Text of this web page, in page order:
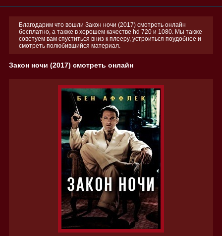
Благодарим что вошли Закон ночи (2017) смотреть онлайн
бесплатно, а также в хорошем качестве hd 720 и 1080. Мы также
советуем вам спуститься вниз к плееру, устроиться поудобнее и
смотреть полюбившийся материал.
Закон ночи (2017) смотреть онлайн